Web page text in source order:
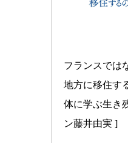
フランスでは
地方に移住す
体に学ぶ生き
ン藤井由実 ]